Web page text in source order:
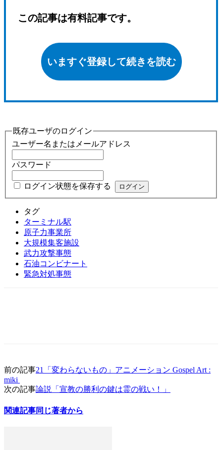
この記事は有料記事です。
いますぐ登録して続きを読む
既存ユーザのログイン
ユーザー名またはメールアドレス
パスワード
ログイン状態を保存する
タグ
ターミナル駅
原子力事業所
大規模集客施設
武力攻撃事態
石油コンビナート
緊急対処事態
前の記事21「変わらないもの」アニメーション Gospel Art :
miki
次の記事論説「宣教の勝利の鍵は霊の戦い！」
関連記事同じ著者から